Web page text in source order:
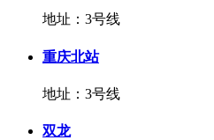
地址：3号线
重庆北站
地址：3号线
双龙